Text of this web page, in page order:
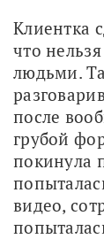
Клиентка
что
людьми.
после
грубой
покинула
видео,